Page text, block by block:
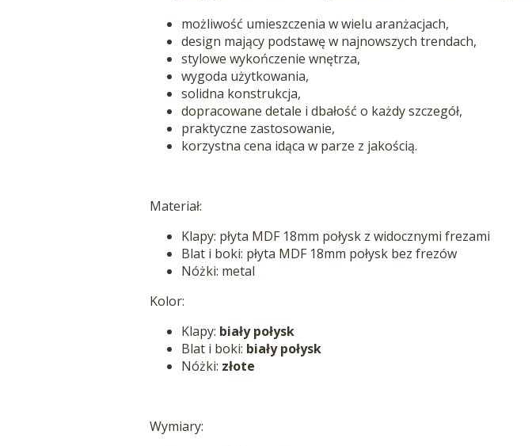
możliwość umieszczenia w wielu aranżacjach,
design mający podstawę w najnowszych trendach,
stylowe wykończenie wnętrza,
wygoda użytkowania,
solidna konstrukcja,
dopracowane detale i dbałość o każdy szczegół,
praktyczne zastosowanie,
korzystna cena idąca w parze z jakością.
Materiał:
Klapy: płyta MDF 18mm połysk z widocznymi frezami
Blat i boki: płyta MDF 18mm połysk bez frezów
Nóżki: metal
Kolor:
Klapy: biały połysk
Blat i boki: biały połysk
Nóżki: złote
Wymiary: